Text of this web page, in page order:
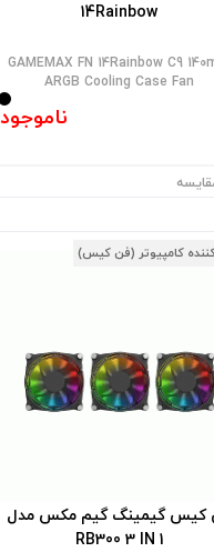
14Rainbow
GAMEMAX FN 14Rainbow C9
ARGB Cooling Case Fan
ناموجود
کامپیوتر (فن کیس)
کیس گیمینگ گیم‌ مکس مدل
RB300 3 IN 1